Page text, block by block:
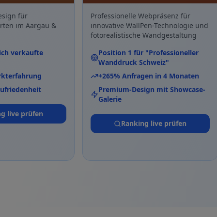
für
im Aargau &
verkaufte
Markterfahrung
live prüfen
Professionelle Webpräsenz für
innovative WallPen-Technologie
fotorealistische Wandgestaltung
Position 1 für "Professioneller
Wanddruck Schweiz"
+265% Anfragen in 4 Monaten
Premium-Design mit
Galerie
Ranking live prüfen